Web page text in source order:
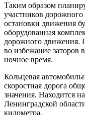
Таким образом
участников
остановки движения
оборудованная
дорожного движения.
во избежание заторов
ночное время.
Кольцевая
скоростная дорога
значения. Находится
Ленинградской
километра.